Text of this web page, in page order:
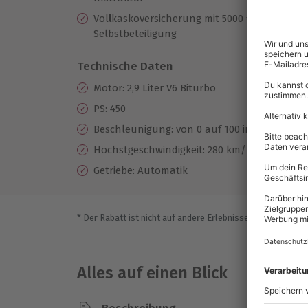
Vollkaskoversicherung mit 5000 €
Selbstbeteiligung
Technische Daten
Motor: 2,9 Liter V6 Biturbo
PS: 450
Beschleunigung: von 0 auf 100 in 4 sek.
Höchstgeschwindigkeit: 280 km/h
Getriebe: Automatik
* Der Rabatt ist nicht auf andere Erlebnisse bei der
Alles auf einen Blick